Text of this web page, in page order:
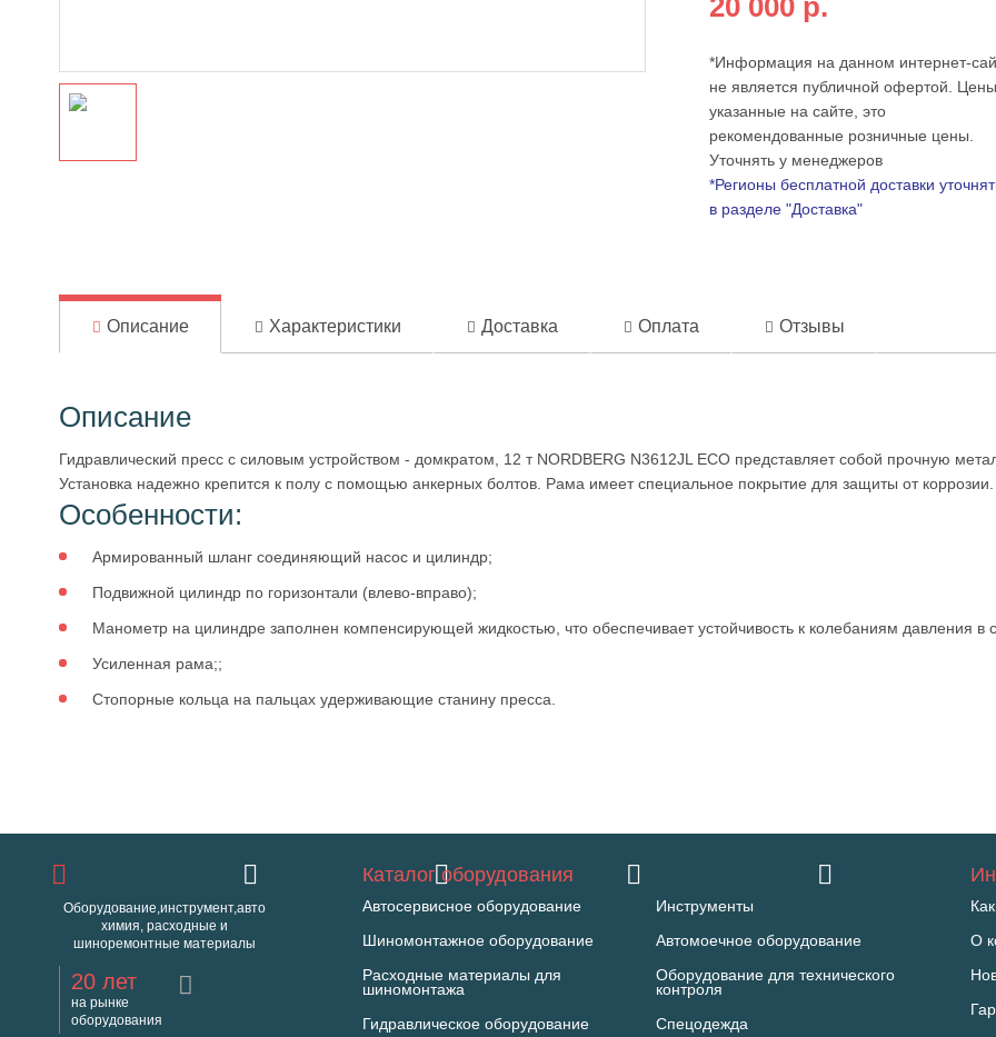
20 000 р.
*Информация на данном интернет-
не является публичной офертой. Цены,
указанные на сайте, это
рекомендованные розничные цены.
Уточнять у менеджеров
*Регионы бесплатной доставки
в разделе "Доставка"
Описание Характеристики Доставка Оплата Отзывы
Описание
Гидравлический пресс с силовым устройством - домкратом, 12 т NORDBERG N3612JL ECO представляет собой прочную
Установка надежно крепится к полу с помощью анкерных болтов. Рама имеет специальное покрытие для защиты от коррозии.
Особенности:
Армированный шланг соединяющий насос и цилиндр;
Подвижной цилиндр по горизонтали (влево-вправо);
Манометр на цилиндре заполнен компенсирующей жидкостью, что обеспечивает устойчивость к колебаниям давления в
Усиленная рама;;
Стопорные кольца на пальцах удерживающие станину пресса.
Оборудование,инструмент,авто
химия, расходные и
шиноремонтные материалы
20 лет
на рынке
оборудования
Каталог оборудования
Автосервисное оборудование
Шиномонтажное оборудование
Расходные материалы для
шиномонтажа
Гидравлическое оборудование
Инструменты
Автомоечное оборудование
Оборудование для технического
контроля
Спецодежда
О